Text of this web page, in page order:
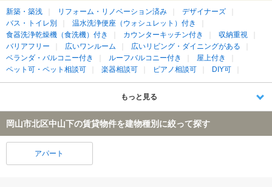
新築・築浅 リフォーム・リノベーション済み
デザイナーズ
バス・トイレ別
温水洗浄便座（ウォシュレット）付き
食器洗浄乾燥機（食洗機）付き
カウンターキッチン付き
収納重視
バリアフリー
広いワンルーム
広いリビング・ダイニングがある
ベランダ・バルコニー付き
ルーフバルコニー付き
屋上付き
ペット可・ペット相談可
楽器相談可 ピアノ相談可 DIY可
もっと見る
岡山市北区中山下の賃貸物件を建物種別に絞って探す
アパート